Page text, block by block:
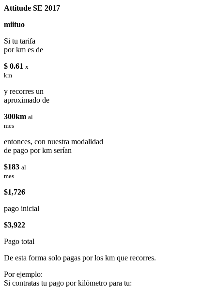
Attitude SE 2017
miituo
Si tu tarifa
por km es de
$ 0.61 x
km
y recorres un
aproximado de
300km al
mes
entonces, con nuestra modalidad
de pago por km serían
$183 al
mes
$1,726
pago inicial
$3,922
Pago total
De esta forma solo pagas por los km que recorres.
Por ejemplo:
Si contratas tu pago por kilómetro para tu: